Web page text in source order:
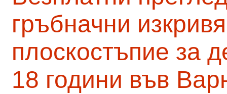
гръбначни
плоскостъпие за
18 години във